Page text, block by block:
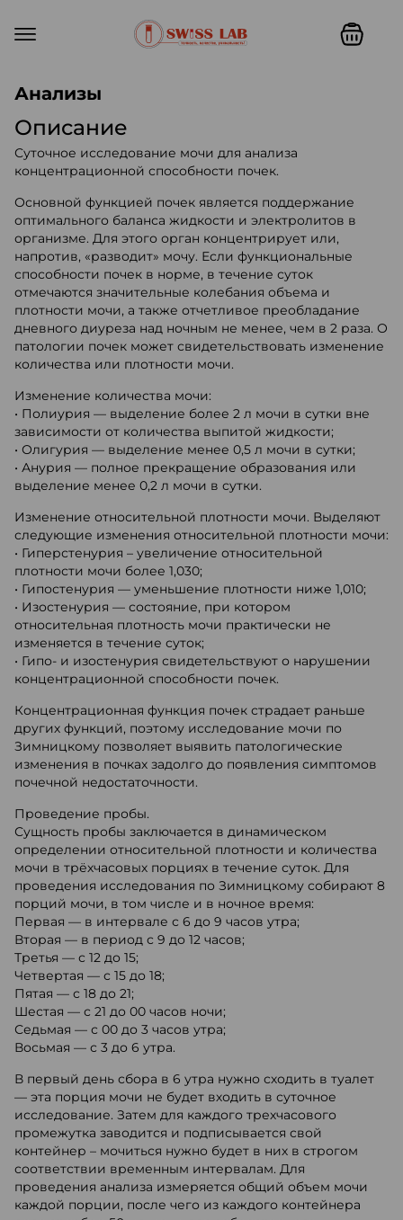
Анализы
Описание
Суточное исследование мочи для анализа
концентрационной способности почек.
Основной функцией почек является поддержание
оптимального баланса жидкости и электролитов в
организме. Для этого орган концентрирует или,
напротив, «разводит» мочу. Если функциональные
способности почек в норме, в течение суток
отмечаются значительные колебания объема и
плотности мочи, а также отчетливое преобладание
дневного диуреза над ночным не менее, чем в 2 раза. О
патологии почек может свидетельствовать изменение
количества или плотности мочи.
Изменение количества мочи:
• Полиурия — выделение более 2 л мочи в сутки вне
зависимости от количества выпитой жидкости;
• Олигурия — выделение менее 0,5 л мочи в сутки;
• Анурия — полное прекращение образования или
выделение менее 0,2 л мочи в сутки.
Изменение относительной плотности мочи. Выделяют
следующие изменения относительной плотности мочи:
• Гиперстенурия – увеличение относительной
плотности мочи более 1,030;
• Гипостенурия — уменьшение плотности ниже 1,010;
• Изостенурия — состояние, при котором
относительная плотность мочи практически не
изменяется в течение суток;
• Гипо- и изостенурия свидетельствуют о нарушении
концентрационной способности почек.
Концентрационная функция почек страдает раньше
других функций, поэтому исследование мочи по
Зимницкому позволяет выявить патологические
изменения в почках задолго до появления симптомов
почечной недостаточности.
Проведение пробы.
Сущность пробы заключается в динамическом
определении относительной плотности и количества
мочи в трёхчасовых порциях в течение суток. Для
проведения исследования по Зимницкому собирают 8
порций мочи, в том числе и в ночное время:
Первая — в интервале с 6 до 9 часов утра;
Вторая — в период с 9 до 12 часов;
Третья — с 12 до 15;
Четвертая — с 15 до 18;
Пятая — с 18 до 21;
Шестая — с 21 до 00 часов ночи;
Седьмая — с 00 до 3 часов утра;
Восьмая — с 3 до 6 утра.
В первый день сбора в 6 утра нужно сходить в туалет
— эта порция мочи не будет входить в суточное
исследование. Затем для каждого трехчасового
промежутка заводится и подписывается свой
контейнер – мочиться нужно будет в них в строгом
соответствии временным интервалам. Для
проведения анализа измеряется общий объем мочи
каждой порции, после чего из каждого контейнера